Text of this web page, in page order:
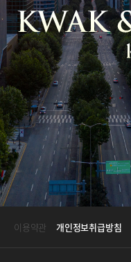
이용약관 개인정보취급방침